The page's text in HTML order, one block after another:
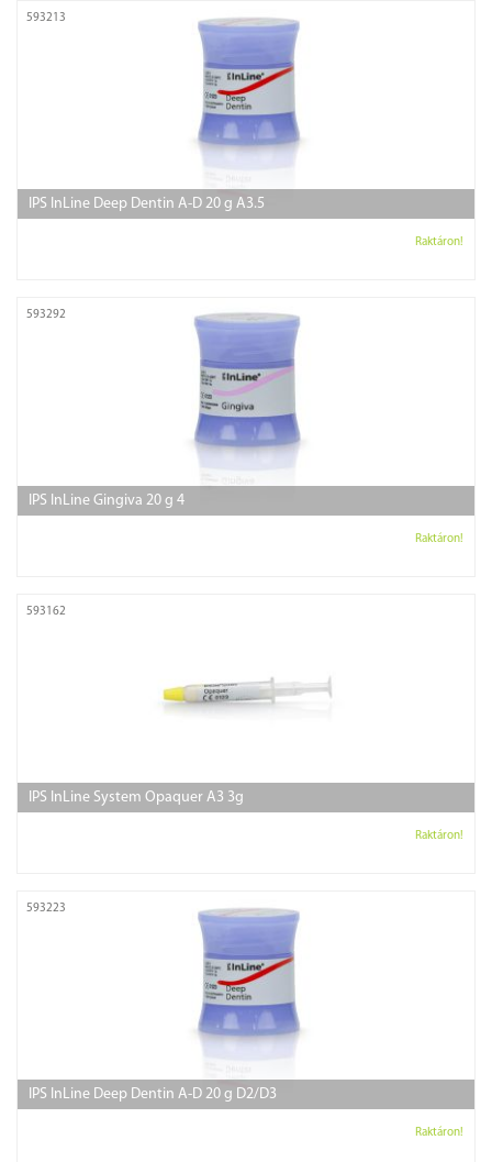
593213
IPS InLine Deep Dentin A-D 20 g A3.5
Raktáron!
593292
IPS InLine Gingiva 20 g 4
Raktáron!
593162
IPS InLine System Opaquer A3 3g
Raktáron!
593223
IPS InLine Deep Dentin A-D 20 g D2/D3
Raktáron!